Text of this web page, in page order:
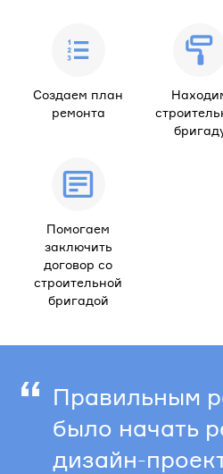
Создаем план
ремонта
Помогаем
заключить
договор со
строительной
бригадой
“ Правильным
было начать
дизайн-